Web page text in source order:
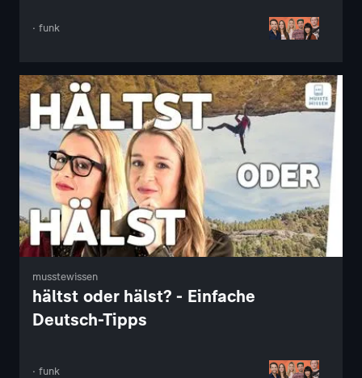
· funk
musstewissen
hältst oder hälst? - Einfache
Deutsch-Tipps
· funk